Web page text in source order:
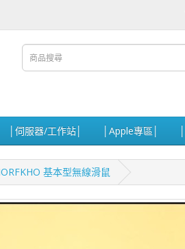
│伺服器/工作站│ │Apple專區│
基本型無線滑鼠